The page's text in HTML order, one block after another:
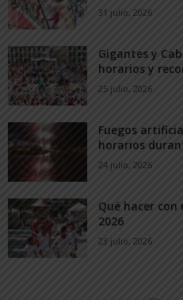
31 julio, 2026
Gigantes y
horarios y
25 julio, 2026
Fuegos
horarios
24 julio, 2026
Qué hacer con
2026
23 julio, 2026